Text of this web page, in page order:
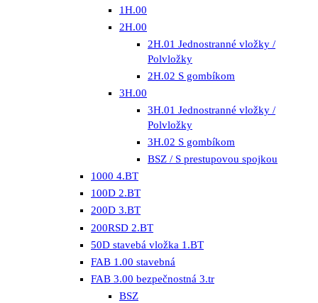
1H.00
2H.00
2H.01 Jednostranné vložky /
Polvložky
2H.02 S gombíkom
3H.00
3H.01 Jednostranné vložky /
Polvložky
3H.02 S gombíkom
BSZ / S prestupovou spojkou
1000 4.BT
100D 2.BT
200D 3.BT
200RSD 2.BT
50D stavebá vložka 1.BT
FAB 1.00 stavebná
FAB 3.00 bezpečnostná 3.tr
BSZ